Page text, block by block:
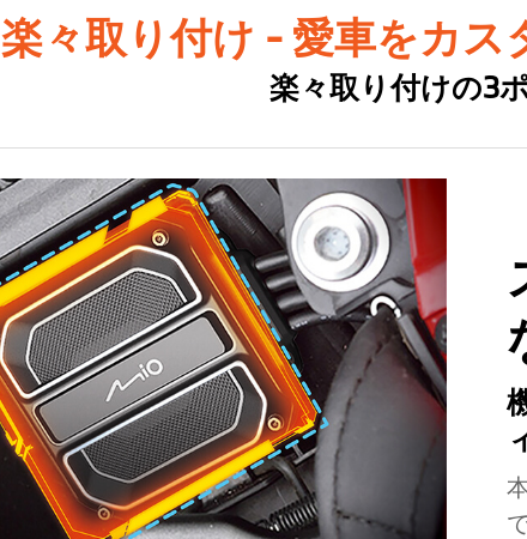
楽々取り付け - 愛車をカス
楽々取り付けの3